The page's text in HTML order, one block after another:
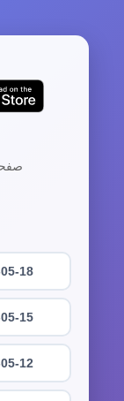
صفحه 1 از 343 | مجموع
18
15
12